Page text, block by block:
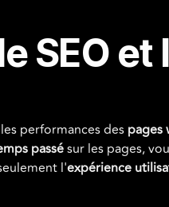
SEO
performances des pages
passésur les pages,
l'expérience